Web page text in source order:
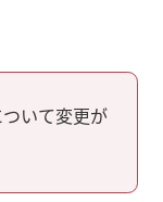
いて変更が